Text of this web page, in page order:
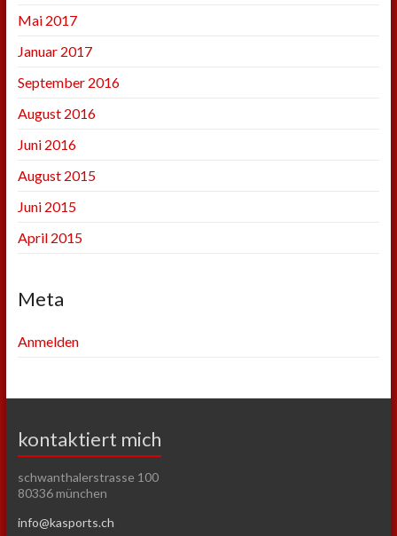
Mai 2017
Januar 2017
September 2016
August 2016
Juni 2016
August 2015
Juni 2015
April 2015
Meta
Anmelden
kontaktiert mich
schwanthalerstrasse 100
80336 münchen
info@kasports.ch